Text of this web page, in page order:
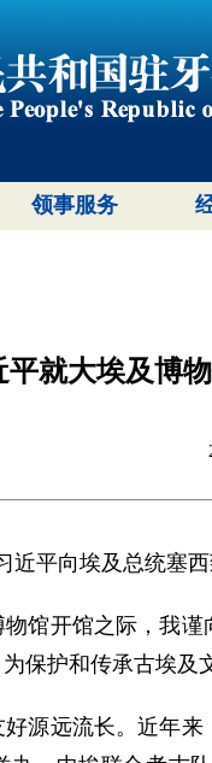
领事服务
平就大埃及博
近平向埃及总统塞
馆开馆之际，我
保护和传承古埃及
源远流长。近年